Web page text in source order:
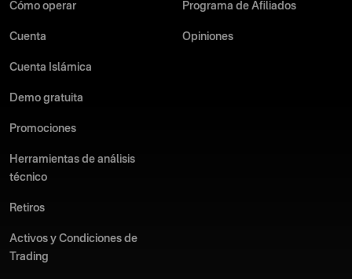
Cómo operar
Cuenta
Cuenta Islámica
Demo gratuita
Promociones
Herramientas de análisis
técnico
Retiros
Activos y Condiciones de
Trading
Programa de Afiliados
Opiniones